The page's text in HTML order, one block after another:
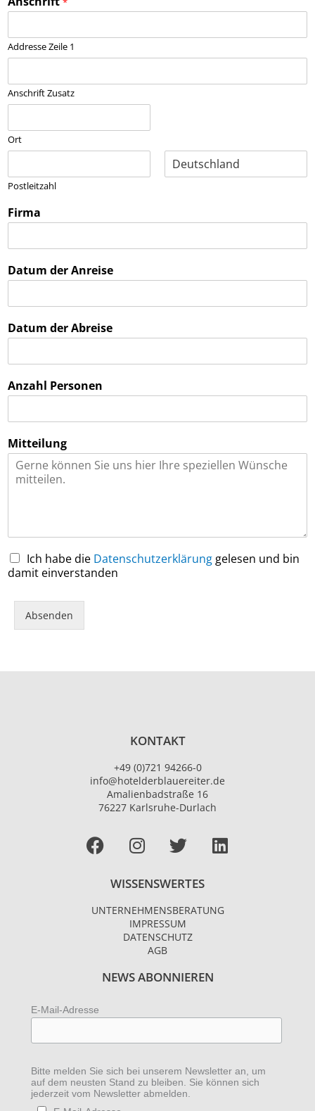
Addresse Zeile 1
Anschrift Zusatz
Ort
Postleitzahl
Firma
Datum der Anreise
Datum der Abreise
Anzahl Personen
Mitteilung
Ich habe die Datenschutzerklärung gelesen und bin
damit einverstanden
Absenden
KONTAKT
+49 (0)721 94266-0
info@hotelderblauereiter.de
Amalienbadstraße 16
76227 Karlsruhe-Durlach
Facebook
I
n
t
a
g
r
m
T
w
t
t
e
r
L
i
e
WISSENSWERTES
UNTERNEHMENSBERATUNG
IMPRESSUM
DATENSCHUTZ
AGB
NEWS ABONNIEREN
E-Mail-Adresse
Bitte melden Sie sich bei unserem Newsletter an, um
auf dem neusten Stand zu bleiben. Sie können sich
jederzeit vom Newsletter abmelden.